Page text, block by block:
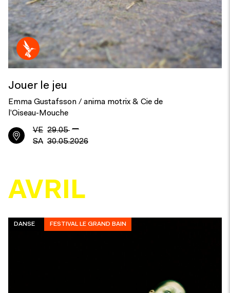
Jouer le jeu
Emma Gustafsson / anima motrix & Cie de
l’Oiseau-Mouche
VE 29.05 —
SA 30.05.2026
AVRIL
DANSE FESTIVAL LE GRAND BAIN